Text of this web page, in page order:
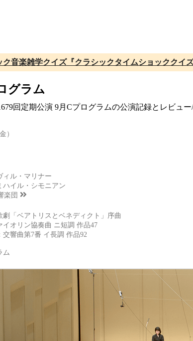
ク音楽雑学クイズ『クラシックタイムショッククイ
グラム
回定期公演 9月Cプログラムの公演記録とレビュ
）
ィル・マリナー
ハイル・シモニアン
楽団
劇「ベアトリスとベネディクト」序曲
イオリン協奏曲 ニ短調 作品47
交響曲第7番 イ長調 作品92
ム